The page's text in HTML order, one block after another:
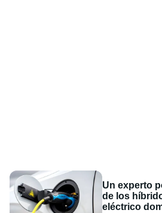
Un experto
de los
eléctrico